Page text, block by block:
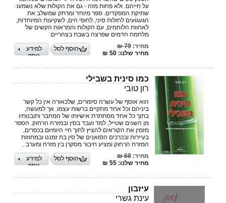
על חייהם. ולא פחות מזה - גם את הקולות שלא נשמעו:
שתיקת המפקדים. ספר מיוחד ומרתק שמשלב את
הגעגועים לחולות סיני, לחופי הים, לשקיעות המיוחדות,
לאחוות הלוחמים, עם הקולות והמראות הקשים של
מלחמת הדמים שפרצה בשבת בצהריים.
מחיר:79 ₪
מחיר שלנו: 50 ₪
למידע
נוסף
הוסף לסל
כמו סינית בשבילי
רון טובי
הוא אוסף של עשרה סיפורים, שלכאורה אין כל קשר
ביניהם וכל אחד מתקיים ברשות עצמו. אך למעשה,
בתוך כל אחד מסתתרת אישיותו של המחבר ותובנותיו
מן השנים שטייל, למד ועבד בסין ובמזרח הרחוק. הספר
מזמין את הקוראים להציץ לתוך חיי היומיום בכפרים,
בעיירות ובכרכים הסואנים של סין בת זמננו ובמחוזות
המזרח הרחוק ומציע חיבור מסקרן בין מזרח ומערב .
מחיר:68 ₪
מחיר שלנו: 55 ₪
למידע
נוסף
הוסף לסל
עיזבון
עינת גשרי